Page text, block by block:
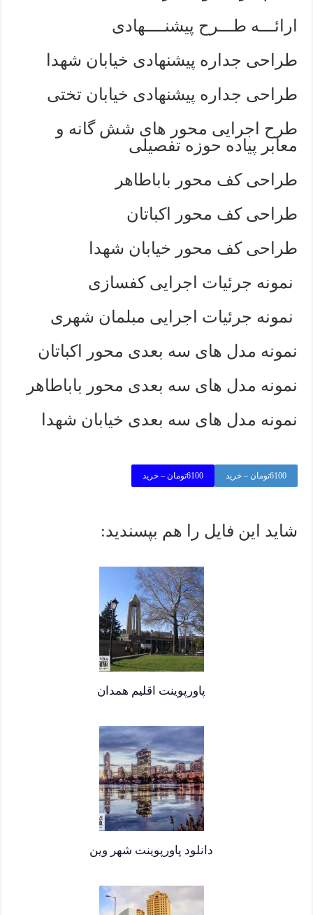
ارائـــه طـــرح پیشنــــهادی
طراحی جداره پیشنهادی خیابان شهدا
طراحی جداره پیشنهادی خیابان تختی
طرح اجرایی محور های شش گانه و
معابر پیاده حوزه تفصیلی
طراحی کف محور باباطاهر
طراحی کف محور اکباتان
طراحی کف محور خیابان شهدا
نمونه جرئیات اجرایی کفسازی
نمونه جرئیات اجرایی مبلمان شهری
نمونه مدل های سه بعدی محور اکباتان
نمونه مدل های سه بعدی محور باباطاهر
نمونه مدل های سه بعدی خیابان شهدا
6100تومان – خرید
شاید این فایل را هم بپسندید:
پاورپوینت اقلیم همدان
دانلود پاورپوینت شهر وین